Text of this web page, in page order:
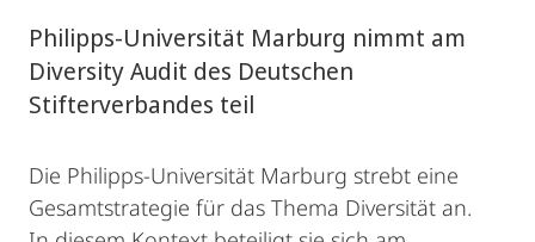
Philipps-Universität Marburg nimmt am
Diversity Audit des Deutschen
Stifterverbandes teil
Die Philipps-Universität Marburg strebt eine
Gesamtstrategie für das Thema Diversität an.